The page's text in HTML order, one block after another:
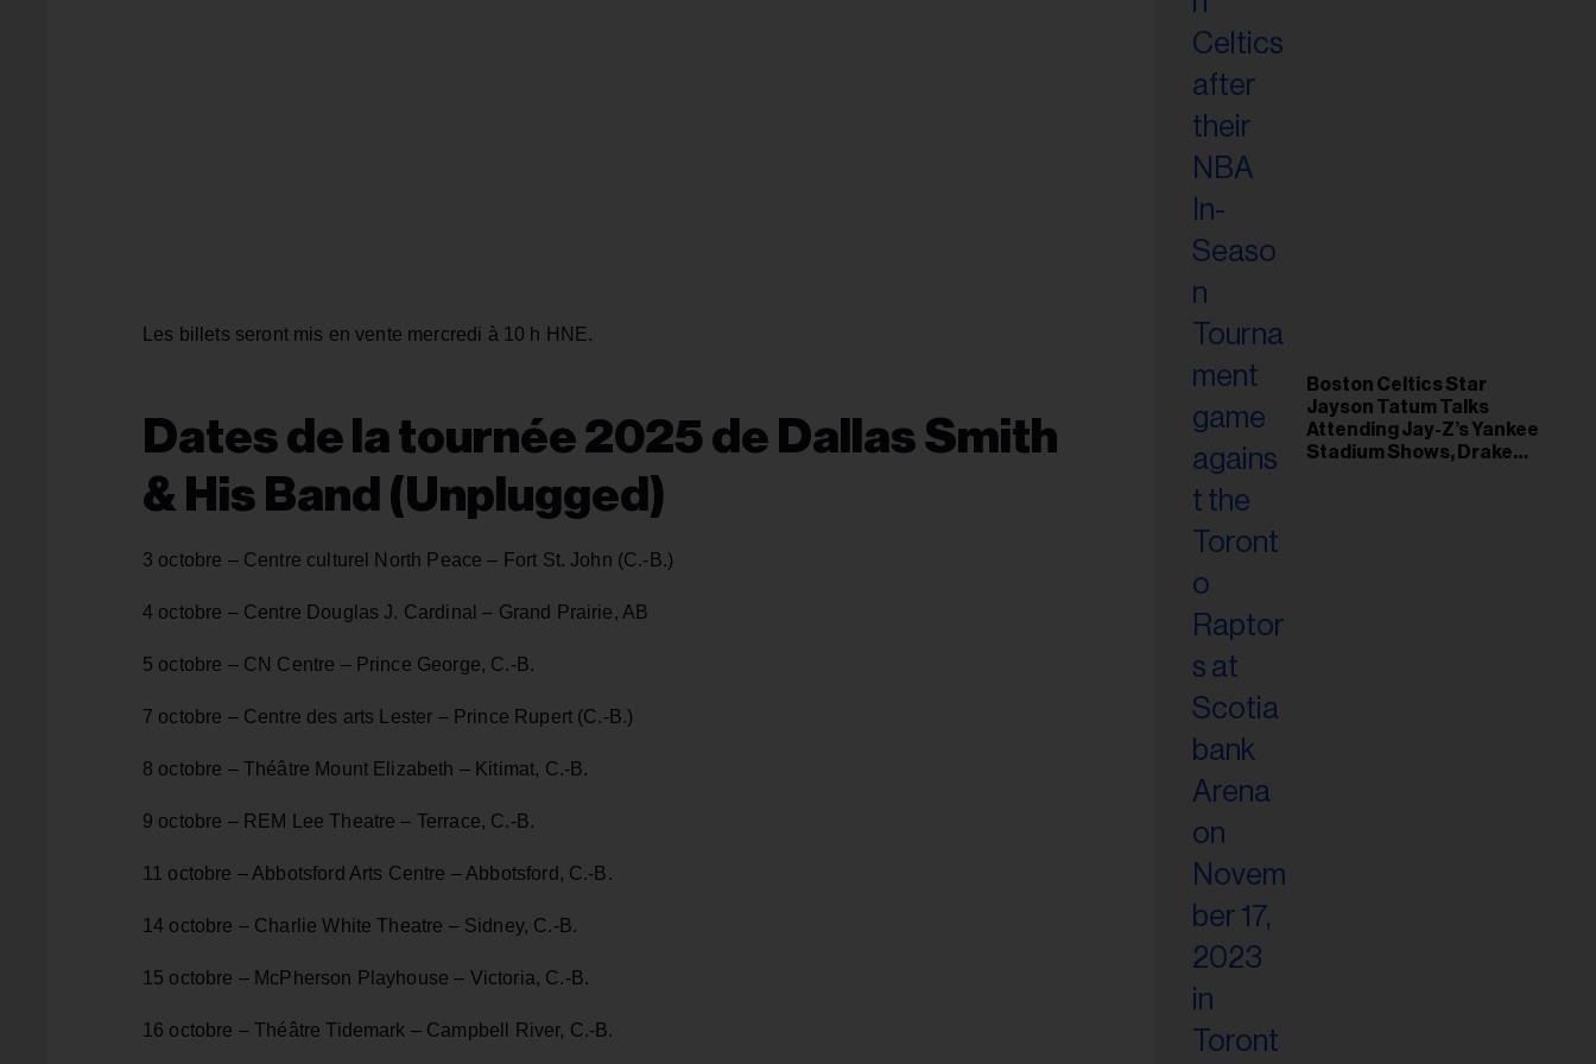
Les billets seront mis en vente mercredi à 10 h HNE.
Dates de la tournée 2025 de Dallas Smith
& His Band (Unplugged)
3 octobre – Centre culturel North Peace – Fort St. John (C.-B.)
4 octobre – Centre Douglas J. Cardinal – Grand Prairie, AB
5 octobre – CN Centre – Prince George, C.-B.
7 octobre – Centre des arts Lester – Prince Rupert (C.-B.)
8 octobre – Théâtre Mount Elizabeth – Kitimat, C.-B.
9 octobre – REM Lee Theatre – Terrace, C.-B.
11 octobre – Abbotsford Arts Centre – Abbotsford, C.-B.
14 octobre – Charlie White Theatre – Sidney, C.-B.
15 octobre – McPherson Playhouse – Victoria, C.-B.
16 octobre – Théâtre Tidemark – Campbell River, C.-B.
Boston Celtics Star
Jayson Tatum Talks
Attending Jay-Z’s Yankee
Stadium Shows, Drake